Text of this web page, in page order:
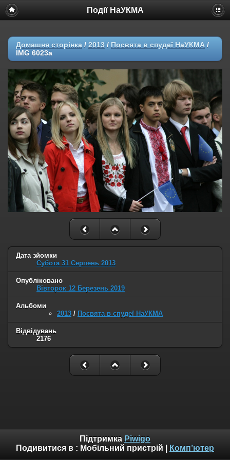
Події НаУКМА
Домашня сторінка / 2013 / Посвята в спудеї НаУКМА /
IMG 6023a
Дата зйомки
Субота 31 Серпень 2013
Опубліковано
Вівторок 12 Березень 2019
Альбоми
2013 / Посвята в спудеї НаУКМА
Відвідувань
2176
Підтримка Piwigo
Подивитися в : Мобільний пристрій Комп’ютер